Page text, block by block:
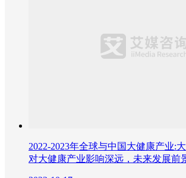
2022-2023年全球与中国大健康产业:
对大健康产业影响深远，未来发展前